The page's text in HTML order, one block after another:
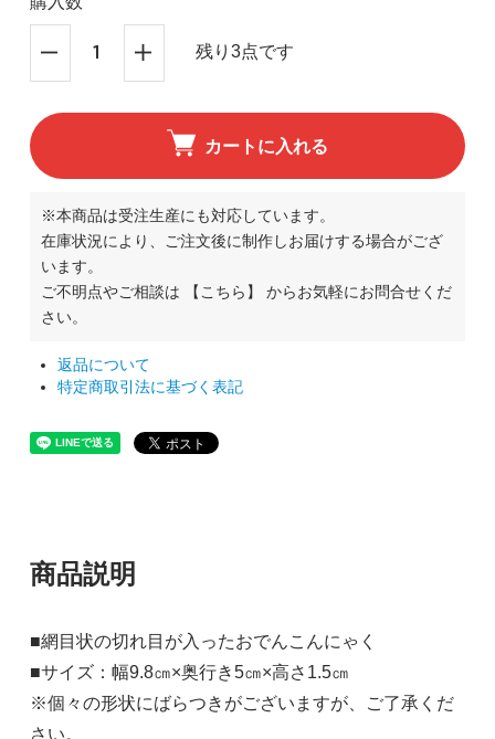
残り3点です
カートに入れる
※本商品は受注生産にも対応しています。
在庫状況により、ご注文後に制作しお届けする場合がござ
います。
ご不明点やご相談は
【こちら】
からお気軽にお問合せくだ
さい。
返品について
特定商取引法に基づく表記
商品説明
■網目状の切れ目が入ったおでんこんにゃく
■サイズ：幅9.8㎝×奥行き5㎝×高さ1.5㎝
※個々の形状にばらつきがございますが、ご了承くだ
さい。